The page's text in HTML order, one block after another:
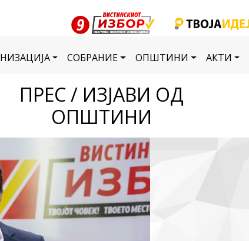
СОБРАНИЕ ОПШТИНИ АКТИ
ПРЕС / ИЗЈАВИ ОД
ОПШТИНИ